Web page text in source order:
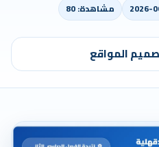
2026- مشاهدة: 80
المواقع